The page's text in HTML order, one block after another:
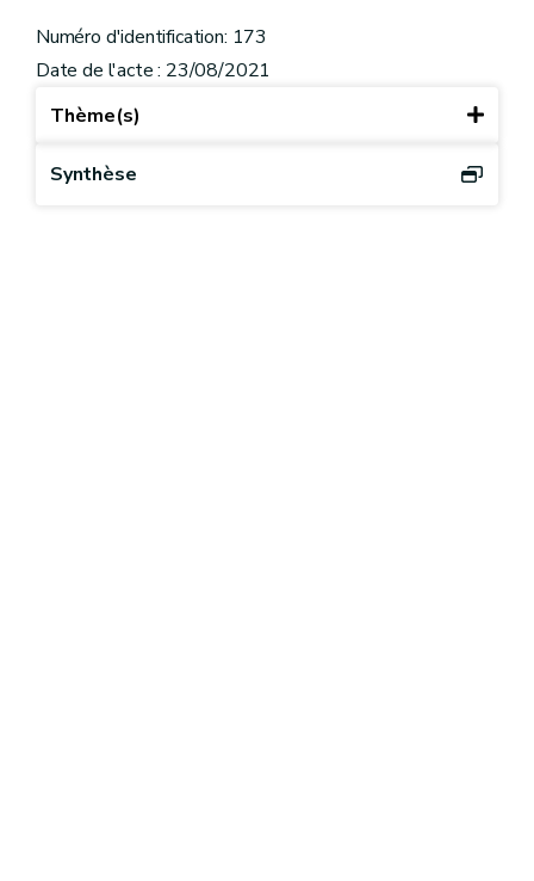
Numéro d'identification: 173
Date de l'acte : 23/08/2021
Thème(s)
Synthèse